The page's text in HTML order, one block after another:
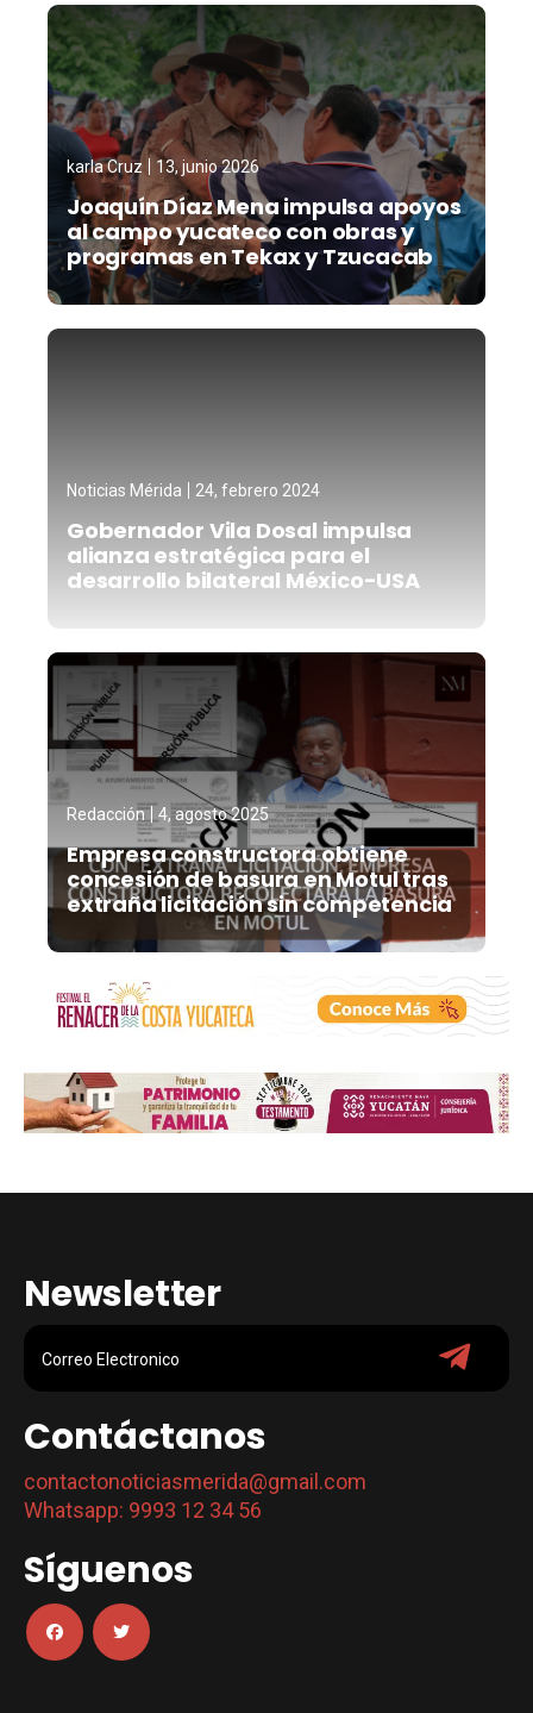
karla Cruz 13, junio 2026
Joaquín Díaz Mena impulsa apoyos
al campo yucateco con obras y
programas en Tekax y Tzucacab
Noticias Mérida 24, febrero 2024
Gobernador Vila Dosal impulsa
alianza estratégica para el
desarrollo bilateral México-USA
Redacción 4, agosto 2025
Empresa constructora obtiene
concesión de basura en Motul tras
extraña licitación sin competencia
Newsletter
Contáctanos
contactonoticiasmerida@gmail.com
Whatsapp: 9993 12 34 56
Síguenos